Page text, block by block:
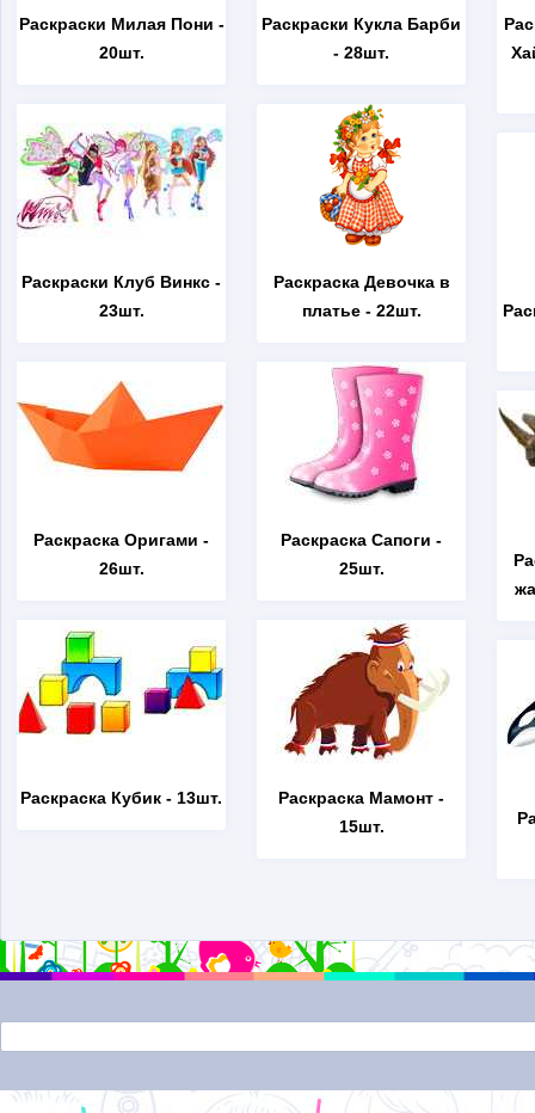
Раскраски Милая Пони -
20шт.
Раскраски Клуб Винкс -
23шт.
Раскраска Оригами -
26шт.
Раскраска Кубик - 13шт.
Раскраски Кукла Барби
- 28шт.
Раскраска Девочка в
платье- 22шт.
Раскраска Сапоги -
25шт.
Раскраска Мамонт -
15шт.